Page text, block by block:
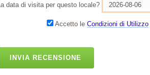
La data di visita per questo locale?
Accetto le Condizioni di Utilizzo
INVIA RECENSIONE